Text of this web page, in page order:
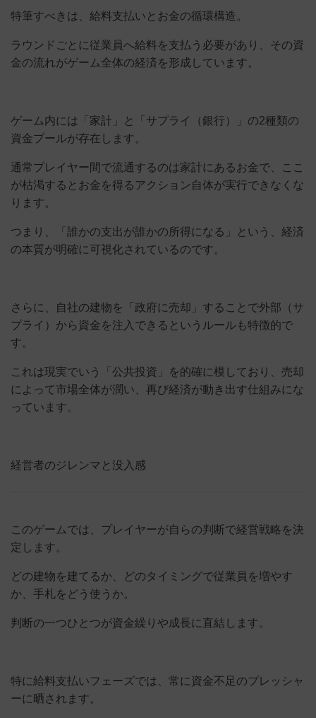
特筆すべきは、給料支払いとお金の循環構造。
ラウンドごとに従業員へ給料を支払う必要があり、その資
金の流れがゲーム全体の経済を形成しています。
ゲーム内には「家計」と「サプライ（銀行）」の2種類の
資金プールが存在します。
通常プレイヤー間で流通するのは家計にあるお金で、ここ
が枯渇するとお金を得るアクション自体が実行できなくな
ります。
つまり、「誰かの支出が誰かの所得になる」という、経済
の本質が明確に可視化されているのです。
さらに、自社の建物を「政府に売却」することで外部（サ
プライ）から資金を注入できるというルールも特徴的で
す。
これは現実でいう「公共投資」を的確に模しており、売却
によって市場全体が潤い、再び経済が動き出す仕組みにな
っています。
経営者のジレンマと没入感
このゲームでは、プレイヤーが自らの判断で経営戦略を決
定します。
どの建物を建てるか、どのタイミングで従業員を増やす
か、手札をどう使うか。
判断の一つひとつが資金繰りや成長に直結します。
特に給料支払いフェーズでは、常に資金不足のプレッシャ
ーに晒されます。